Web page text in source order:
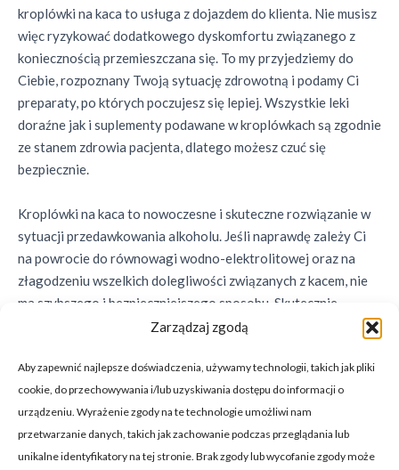
Zarządzaj zgodą
Aby zapewnić najlepsze doświadczenia, używamy technologii, takich jak pliki
cookie, do przechowywania i/lub uzyskiwania dostępu do informacji o
urządzeniu. Wyrażenie zgody na te technologie umożliwi nam
przetwarzanie danych, takich jak zachowanie podczas przeglądania lub
unikalne identyfikatory na tej stronie. Brak zgody lub wycofanie zgody może
kroplówki na kaca to usługa z dojazdem do klienta. Nie musisz
więc ryzykować dodatkowego dyskomfortu związanego z
koniecznością przemieszczana się. To my przyjedziemy do
Ciebie, rozpoznany Twoją sytuację zdrowotną i podamy Ci
preparaty, po których poczujesz się lepiej. Wszystkie leki
doraźne jak i suplementy podawane w kroplówkach są zgodnie
ze stanem zdrowia pacjenta, dlatego możesz czuć się
bezpiecznie.
Kroplówki na kaca to nowoczesne i skuteczne rozwiązanie w
sytuacji przedawkowania alkoholu. Jeśli naprawdę zależy Ci
na powrocie do równowagi wodno-elektrolitowej oraz na
złagodzeniu wszelkich dolegliwości związanych z kacem, nie
ma szybszego i bezpieczniejszego sposobu. Skutecznie,
szybko i dyskretnie – oto nasze zasady, które jak dotąd udaje
ZADZWOŃ - POMOŻEMY - 24H/7